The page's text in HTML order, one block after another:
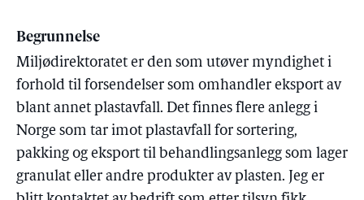
Begrunnelse
Miljødirektoratet er den som utøver myndighet i
forhold til forsendelser som omhandler eksport av
blant annet plastavfall. Det finnes flere anlegg i
Norge som tar imot plastavfall for sortering,
pakking og eksport til behandlingsanlegg som lager
granulat eller andre produkter av plasten. Jeg er